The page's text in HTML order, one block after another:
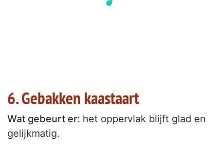
6. Gebakken kaastaart
Wat gebeurt er: het oppervlak blijft glad en
gelijkmatig.